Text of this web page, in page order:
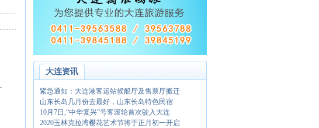
大连资讯
紧急通知：大连港客运站候船厅及售票厅搬迁
山东长岛几月份去最好，山东长岛特色民宿
10月7日,“中华复兴”号客滚轮首次驶入大连
2020玉林克拉湾樱花艺术节将于正月初一开启